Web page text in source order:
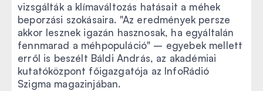
vizsgálták a klímaváltozás hatásait a méhek
beporzási szokásaira. "Az eredmények persze
akkor lesznek igazán hasznosak, ha egyáltalán
fennmarad a méhpopuláció" – egyebek mellett
erről is beszélt Báldi András, az akadémiai
kutatóközpont főigazgatója az InfoRádió
Szigma magazinjában.